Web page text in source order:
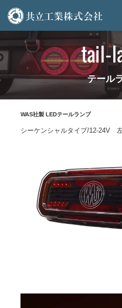
tail-
テール
WAS社製 LEDテールランプ
シーケンシャルタイプ/12-24V